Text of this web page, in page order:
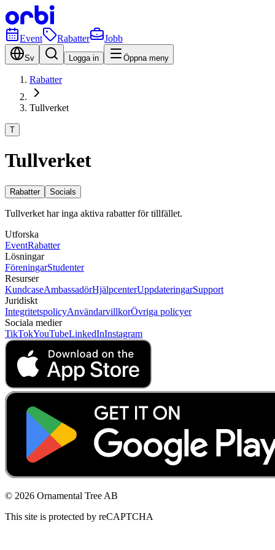
Event Rabatter Jobb
Sv Logga in Öppna meny
Rabatter
Tullverket
T
Tullverket
Rabatter Socials
Tullverket har inga aktiva rabatter för tillfället.
Utforska
EventRabatter
Lösningar
FöreningarStudenter
Resurser
KundcaseAmbassadörHjälpcenterUppdateringarSupport
Juridiskt
IntegritetspolicyAnvändarvillkorÖvriga policyer
Sociala medier
TikTokYouTubeLinkedInInstagram
© 2026 Ornamental Tree AB
This site is protected by reCAPTCHA